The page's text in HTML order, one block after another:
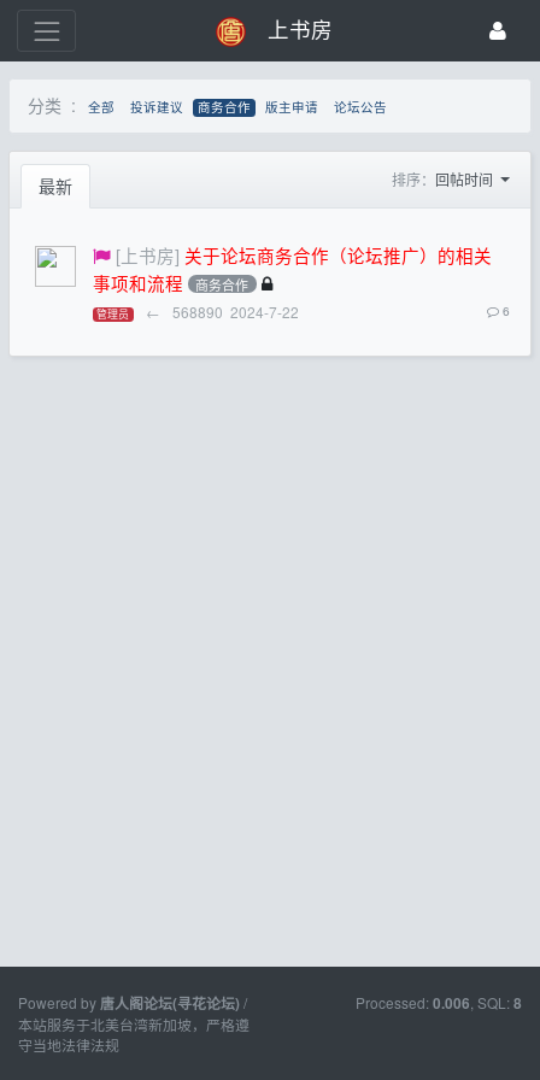
上书房
分类 : 全部 投诉建议 商务合作 版主申请 论坛公告
最新 排序： 回帖时间
[上书房] 关于论坛商务合作（论坛推广）的相关
事项和流程
商务合作
管理员 ← 568890 2024-7-22 6
Powered by 唐人阁论坛(寻花论坛)/
本站服务于北美台湾新加坡，严格遵
守当地法律法规
Processed: 0.006 , SQL: 8